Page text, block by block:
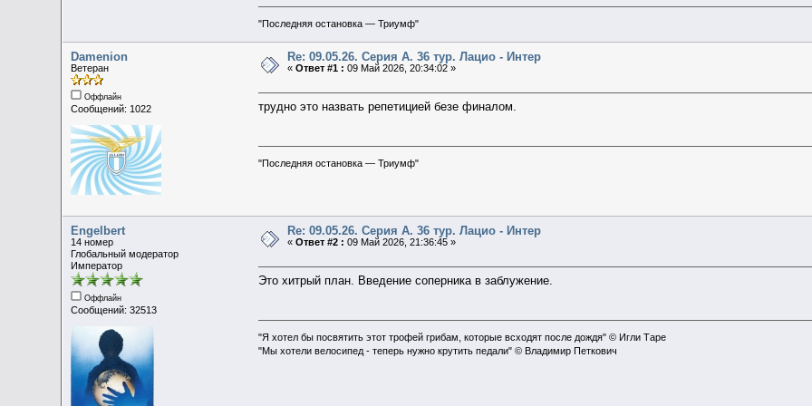
"Последняя остановка — Триумф"
Damenion
Ветеран
Оффлайн
Сообщений: 1022
Re: 09.05.26. Серия А. 36 тур. Лацио - Интер
«Ответ #1 : 09 Май 2026, 20:34:02 »
трудно это назвать репетицией безе финалом.
"Последняя остановка — Триумф"
Engelbert
14 номер
Глобальный модератор
Император
Оффлайн
Сообщений: 32513
Re: 09.05.26. Серия А. 36 тур. Лацио - Интер
«Ответ #2 : 09 Май 2026, 21:36:45 »
Это хитрый план. Введение соперника в заблужение.
"Я хотел бы посвятить этот трофей грибам, которые всходят после дождя" © Игли Таре
"Мы хотели велосипед - теперь нужно крутить педали" © Владимир Петкович